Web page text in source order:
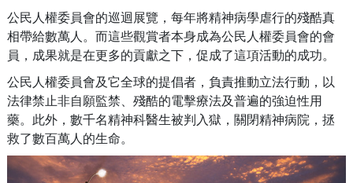
公民人權委員會的巡迴展覽，每年將精神病學虐行的殘酷真
相帶給數萬人。而這些觀賞者本身成為公民人權委員會的會
員，成果就是在更多的貢獻之下，促成了這項活動的成功。
公民人權委員會及它全球的提倡者，負責推動立法行動，以
法律禁止非自願監禁、殘酷的電擊療法及普遍的強迫性用
藥。此外，數千名精神科醫生被判入獄，關閉精神病院，拯
救了數百萬人的生命。